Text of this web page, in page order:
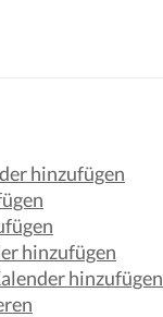
hinzufügen
hinzufügen
hinzufügen